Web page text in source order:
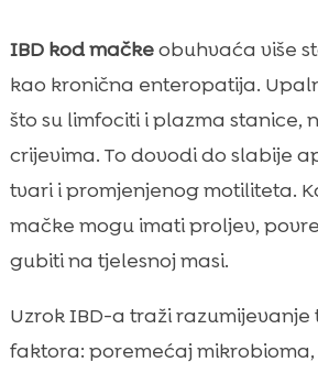
IBD kod mačkeobuhvaća više
kao kronična enteropatija.
što su limfociti i plazma stanice,
crijevima. To dovodi do slabije
tvari i promjenjenog motiliteta.
mačke mogu imati proljev,
gubiti na tjelesnoj masi.
Uzrok IBD-a traži razumijevanje
faktora: poremećaj mikrobioma,